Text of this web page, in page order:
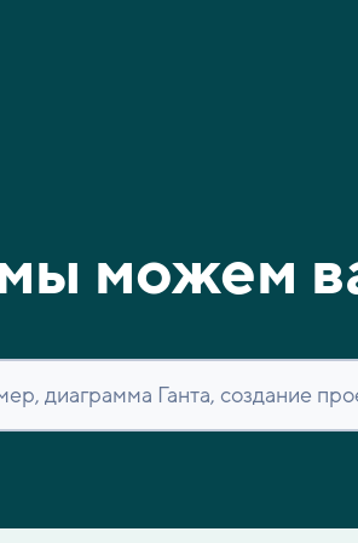
можем